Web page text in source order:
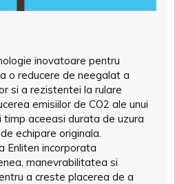
inovatoare pentru
o reducere de neegalat a
si a rezistentei la rulare
emisiilor de CO2 ale unui
timp aceeasi durata de uzura
echipare originala.
Enliten incorporata
manevrabilitatea si
a creste placerea de a